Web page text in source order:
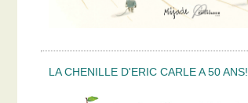
LA CHENILLE D'ERIC CARLE A 50 ANS!